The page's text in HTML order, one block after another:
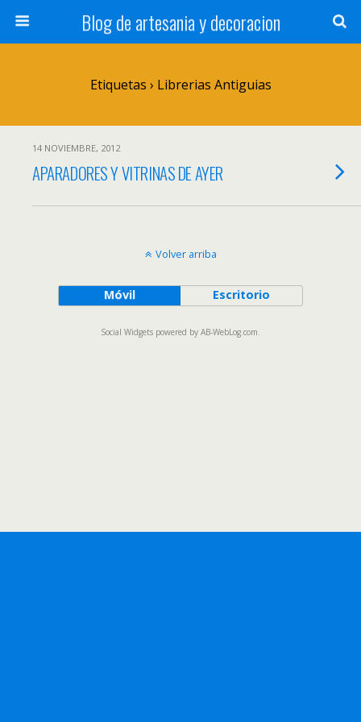
Blog de artesania y decoracion
Etiquetas › Librerias Antiguias
14 NOVIEMBRE, 2012
APARADORES Y VITRINAS DE AYER
Volver arriba
Móvil Escritorio
Social Widgets powered by AB-WebLog.com.